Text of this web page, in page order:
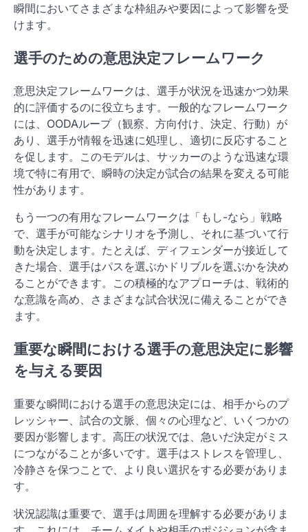
瞬間においてさまざまな枠組みや要因によって影響を受
けます。
選手のための意思決定フレームワーク
意思決定フレームワークは、選手が状況を迅速かつ効果
的に評価するのに役立ちます。一般的なフレームワーク
には、OODAループ（観察、方向付け、決定、行動）が
あり、選手が情報を迅速に処理し、適切に反応すること
を促します。このモデルは、サッカーのような迅速な環
境で特に有用で、瞬時の決定が試合の結果を変える可能
性があります。
もう一つの有用なフレームワークは「もし-なら」戦略
で、選手が可能なシナリオを予測し、それに基づいて行
動を決定します。たとえば、ディフェンダーが接近して
きた場合、選手はパスを選ぶかドリブルを選ぶかを決め
ることができます。この積極的なアプローチは、戦術的
な意識を高め、さまざまな試合状況に備えることができ
ます。
重要な瞬間における選手の意思決定に影響
を与える要因
重要な瞬間における選手の意思決定には、相手からのプ
レッシャー、試合の文脈、個々の心理など、いくつかの
要因が影響します。高圧の状況では、急いだ決定がミス
につながることが多いです。選手はストレスを管理し、
冷静さを保つことで、より良い選択をする必要がありま
す。
状況認識は重要で、選手は周囲を理解する必要がありま